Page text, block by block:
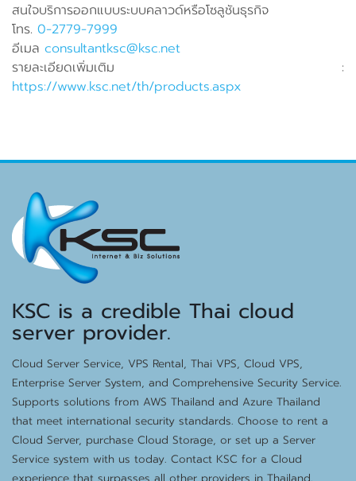
สนใจบริการออกแบบระบบคลาวด์หรือโซลูชันธุรกิจ
โทร. 0‑2779‑7999
อีเมล consultantksc@ksc.net
รายละเอียดเพิ่มเติม :
https://www.ksc.net/th/products.aspx
KSC is a credible Thai cloud
server provider.
Cloud Server Service, VPS Rental, Thai VPS, Cloud VPS,
Enterprise Server System, and Comprehensive Security Service.
Supports solutions from AWS Thailand and Azure Thailand
that meet international security standards. Choose to rent a
Cloud Server, purchase Cloud Storage, or set up a Server
Service system with us today. Contact KSC for a Cloud